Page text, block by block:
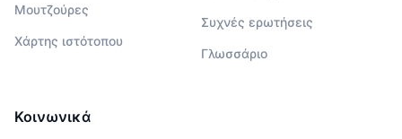
Μουτζούρες
Χάρτης ιστότοπου
Συχνές ερωτήσεις
Γλωσσάριο
Κοινωνικά